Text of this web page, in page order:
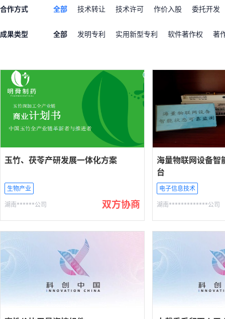
合作方式 全部 技术转让 技术许可 作价入股 委托开发
成果类型 全部 发明专利 实用新型专利 软件著作权 著
玉竹、茯苓产研发展一体化方案
生物产业
湖南******公司 双方协商
海量物联网设备智
台
电子信息技术
湖南*************公司